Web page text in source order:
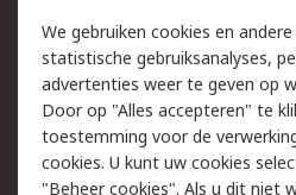
Track & Trace
Wettelijk
Cookiebeleid
Privacybeleid
We gebruiken cookies en
statistische gebruiksanalyses,
advertenties weer te geven op
Door op "Alles accepteren" te
toestemming voor de
cookies. U kunt uw cookies
"Beheer cookies". Als u dit niet